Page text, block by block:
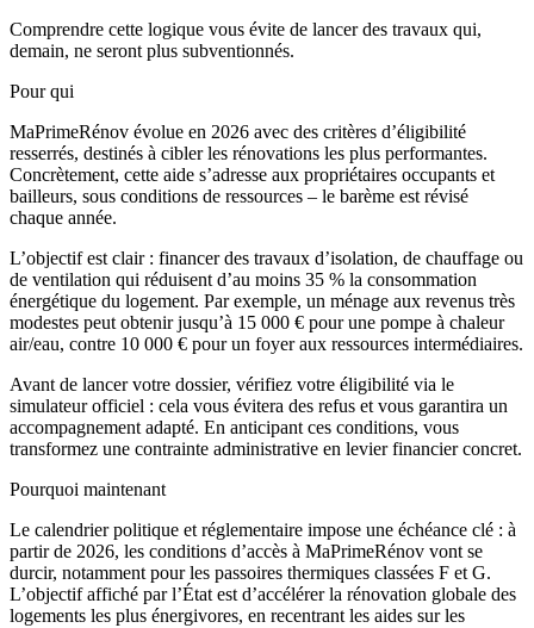
Comprendre cette logique vous évite de lancer des travaux qui,
demain, ne seront plus subventionnés.
Pour qui
MaPrimeRénov évolue en 2026 avec des critères d’éligibilité
resserrés, destinés à cibler les rénovations les plus performantes.
Concrètement, cette aide s’adresse aux propriétaires occupants et
bailleurs, sous conditions de ressources – le barème est révisé
chaque année.
L’objectif est clair : financer des travaux d’isolation, de chauffage ou
de ventilation qui réduisent d’au moins 35 % la consommation
énergétique du logement. Par exemple, un ménage aux revenus très
modestes peut obtenir jusqu’à 15 000 € pour une pompe à chaleur
air/eau, contre 10 000 € pour un foyer aux ressources intermédiaires.
Avant de lancer votre dossier, vérifiez votre éligibilité via le
simulateur officiel : cela vous évitera des refus et vous garantira un
accompagnement adapté. En anticipant ces conditions, vous
transformez une contrainte administrative en levier financier concret.
Pourquoi maintenant
Le calendrier politique et réglementaire impose une échéance clé : à
partir de 2026, les conditions d’accès à MaPrimeRénov vont se
durcir, notamment pour les passoires thermiques classées F et G.
L’objectif affiché par l’État est d’accélérer la rénovation globale des
logements les plus énergivores, en recentrant les aides sur les